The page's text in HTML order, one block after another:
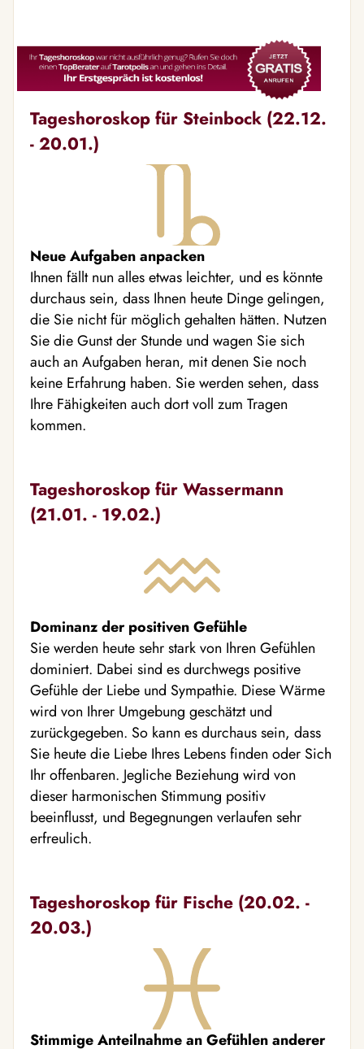
Tageshoroskop für Steinbock (22.12.
- 20.01.)
Neue Aufgaben anpacken
Ihnen fällt nun alles etwas leichter, und es könnte
durchaus sein, dass Ihnen heute Dinge gelingen,
die Sie nicht für möglich gehalten hätten. Nutzen
Sie die Gunst der Stunde und wagen Sie sich
auch an Aufgaben heran, mit denen Sie noch
keine Erfahrung haben. Sie werden sehen, dass
Ihre Fähigkeiten auch dort voll zum Tragen
kommen.
Tageshoroskop für Wassermann
(21.01. - 19.02.)
Dominanz der positiven Gefühle
Sie werden heute sehr stark von Ihren Gefühlen
dominiert. Dabei sind es durchwegs positive
Gefühle der Liebe und Sympathie. Diese Wärme
wird von Ihrer Umgebung geschätzt und
zurückgegeben. So kann es durchaus sein, dass
Sie heute die Liebe Ihres Lebens finden oder Sich
Ihr offenbaren. Jegliche Beziehung wird von
dieser harmonischen Stimmung positiv
beeinflusst, und Begegnungen verlaufen sehr
erfreulich.
Tageshoroskop für Fische (20.02. -
20.03.)
Stimmige Anteilnahme an Gefühlen anderer